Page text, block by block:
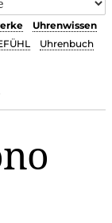
Uhrenwissen
Uhrenbuch